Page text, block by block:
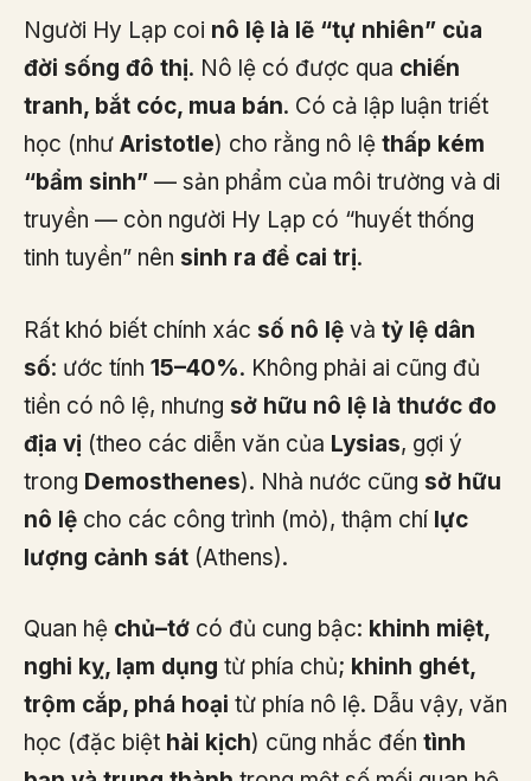
Người Hy Lạp coi nô lệ là lẽ “tự nhiên” của
đời sống đô thị. Nô lệ có được qua chiến
tranh, bắt cóc, mua bán. Có cả lập luận triết
học (như Aristotle) cho rằng nô lệ thấp kém
“bẩm sinh” — sản phẩm của môi trường và di
truyền — còn người Hy Lạp có “huyết thống
tinh tuyền” nên sinh ra để cai trị.
Rất khó biết chính xác số nô lệ và tỷ lệ dân
số: ước tính 15–40%. Không phải ai cũng đủ
tiền có nô lệ, nhưng sở hữu nô lệ là thước đo
địa vị (theo các diễn văn của Lysias, gợi ý
trong Demosthenes). Nhà nước cũng sở hữu
nô lệ cho các công trình (mỏ), thậm chí lực
lượng cảnh sát (Athens).
Quan hệ chủ–tớ có đủ cung bậc: khinh miệt,
nghi kỵ, lạm dụng từ phía chủ; khinh ghét,
trộm cắp, phá hoại từ phía nô lệ. Dẫu vậy, văn
học (đặc biệt hài kịch) cũng nhắc đến tình